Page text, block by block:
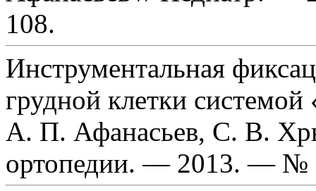
108.
Инструментальная
грудной клетки
А. П. Афанасьев, С. В.
ортопедии. — 2013. —